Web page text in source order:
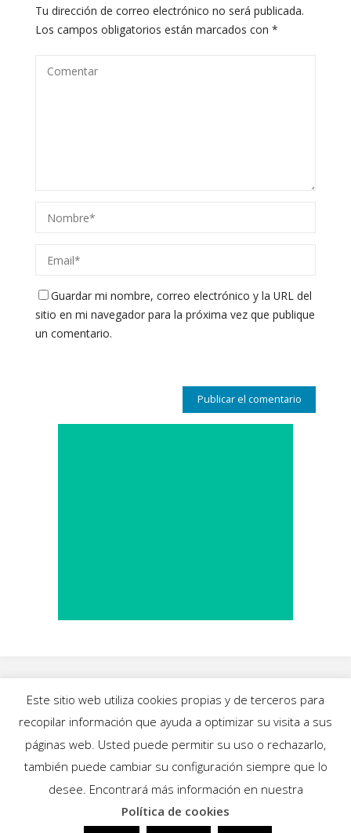
Tu dirección de correo electrónico no será publicada.
Los campos obligatorios están marcados con *
Guardar mi nombre, correo electrónico y la URL del
sitio en mi navegador para la próxima vez que publique
un comentario.
GALERÍAS
QUIÉNES SOMOS
Funciona conFluida&WordPress.
Este sitio web utiliza cookies propias y de terceros para
recopilar información que ayuda a optimizar su visita a sus
páginas web. Usted puede permitir su uso o rechazarlo,
también puede cambiar su configuración siempre que lo
desee. Encontrará más información en nuestra
Política de cookies